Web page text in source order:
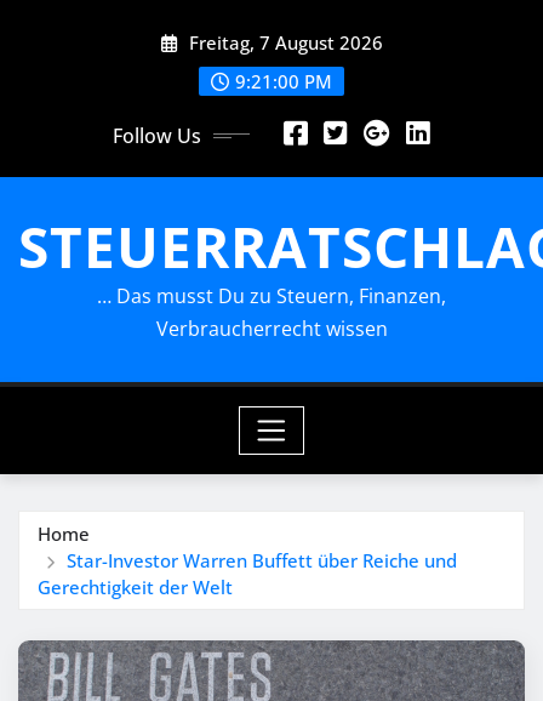
Freitag, 7 August 2026
9:21:00 PM
Follow Us
… Das musst Du zu Steuern, Finanzen,
Verbraucherrecht wissen
Home
Star-Investor Warren Buffett über Reiche und
Gerechtigkeit der Welt